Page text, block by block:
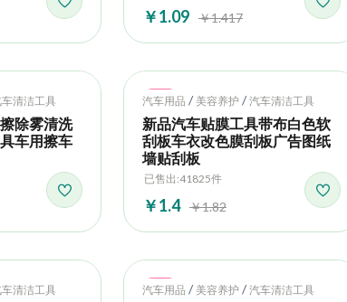
￥1.09 ￥1.417
清洁工具
除雾清洗
车用擦车
Hot
汽车用品 / 美容养护 / 汽车清洁工具
新品汽车贴膜工具带布白色软
刮板车衣改色膜刮板广告图纸
墙贴刮板
已售出:41825件
￥1.4 ￥1.82
清洁工具 Hot
汽车用品 / 美容养护 / 汽车清洁工具